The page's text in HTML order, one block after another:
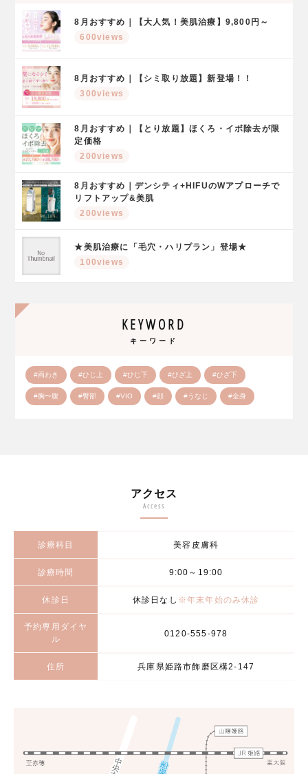
8月おすすめ｜【大人気！美肌治療】9,800円～
600views
8月おすすめ｜【シミ取り放題】新登場！！
300views
8月おすすめ｜【とり放題】ほくろ・イボ除去が限
定価格
200views
8月おすすめ｜デンシティ+HIFUのWアプローチで
リフトアップ&美肌
200views
★美肌治療に「毛穴・ハリプラン」登場★
100views
KEYWORD
キーワード
#両わき #ひじ上 #ひじ下 #ひざ上 #ひざ下
#胸〜腹 #臀部 #VIO #顔 #うなじ #全身
アクセス
Access
診療科目 美容皮膚科
診療時間 9:00～19:00
休診日 休診日なし ※年末年始のみ休診
予約専用ダイヤ
ル
0120-555-978
住所 兵庫県姫路市飾磨区構2-147